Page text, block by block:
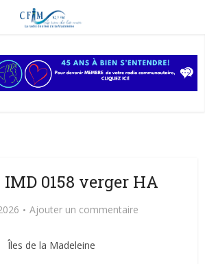
IMD 0158 verger HA
Ajouter un commentaire
Îles de la Madeleine